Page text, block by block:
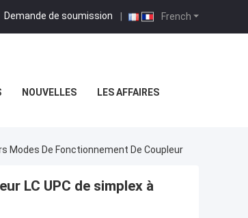
French
Demande de soumission |
NOUVELLES LES AFFAIRES
Modes De Fonctionnement De Coupleur
LC UPC de simplex à